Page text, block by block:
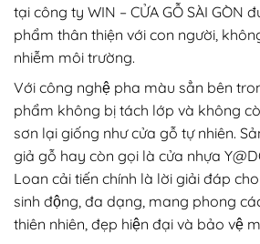
tại công ty WIN – CỬA GỖ SÀI GÒN
phẩm thân thiện với con người,
nhiễm môi trường.
Với công nghệ pha màu sẳn bên
phẩm không bị tách lớp và không
sơn lại giống như cửa gỗ tự nhiên.
giả gỗ hay còn gọi là cửa nhựa
Loan cải tiến chính là lời giải đáp
sinh động, đa dạng, mang phong
thiên nhiên, đẹp hiện đại và bảo vệ